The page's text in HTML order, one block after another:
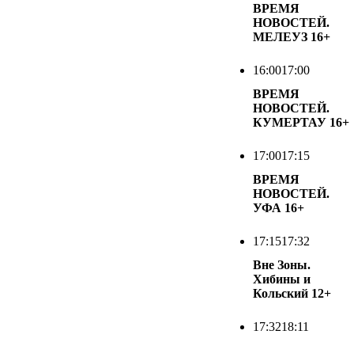
ВРЕМЯ
НОВОСТЕЙ.
МЕЛЕУЗ 16+
16:0017:00
ВРЕМЯ
НОВОСТЕЙ.
КУМЕРТАУ 16+
17:0017:15
ВРЕМЯ
НОВОСТЕЙ.
УФА 16+
17:1517:32
Вне Зоны.
Хибины и
Кольский 12+
17:3218:11